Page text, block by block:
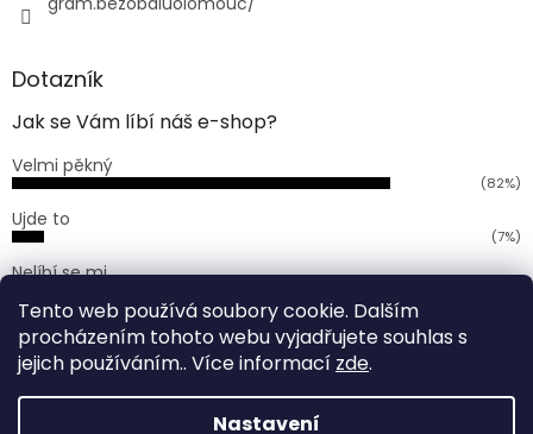
Tento web používá soubory cookie. Dalším
procházením tohoto webu vyjadřujete souhlas s
jejich používáním.. Více informací zde.
Nastavení
Dotazník
Jak se Vám líbí náš e-shop?
Velmi pěkný
(82%)
Ujde to
(7%)
Nelíbí se mi
Počet hlasů: 168
Vytvořil Shoptet